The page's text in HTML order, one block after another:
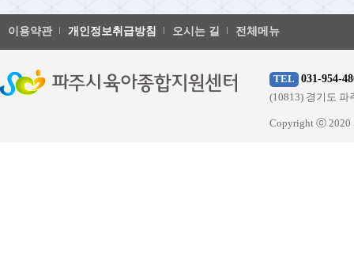
이용약관 개인정보취급방침 오시는 길 전체메뉴
TEL 031-954-
(10813) 경기도 파
Copyright ⓒ 2020